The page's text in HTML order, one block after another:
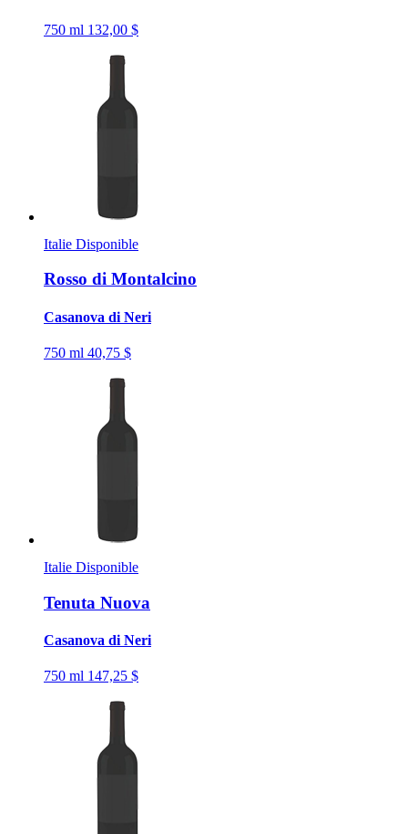
750 ml 132,00 $
Italie Disponible
Rosso di Montalcino
Casanova di Neri
750 ml 40,75 $
Italie Disponible
Tenuta Nuova
Casanova di Neri
750 ml 147,25 $